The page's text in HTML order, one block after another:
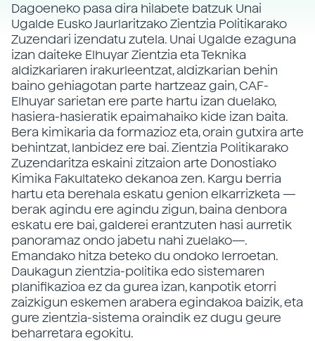
Dagoeneko pasa dira hilabete batzuk Unai
Ugalde Eusko Jaurlaritzako Zientzia Politikarako
Zuzendari izendatu zutela. Unai Ugalde ezaguna
izan daiteke Elhuyar Zientzia eta Teknika
aldizkariaren irakurleentzat, aldizkarian behin
baino gehiagotan parte hartzeaz gain, CAF-
Elhuyar sarietan ere parte hartu izan duelako,
hasiera-hasieratik epaimahaiko kide izan baita.
Bera kimikaria da formazioz eta, orain gutxira arte
behintzat, lanbidez ere bai. Zientzia Politikarako
Zuzendaritza eskaini zitzaion arte Donostiako
Kimika Fakultateko dekanoa zen. Kargu berria
hartu eta berehala eskatu genion elkarrizketa —
berak agindu ere agindu zigun, baina denbora
eskatu ere bai, galderei erantzuten hasi aurretik
panoramaz ondo jabetu nahi zuelako—.
Emandako hitza beteko du ondoko lerroetan.
Daukagun zientzia-politika edo sistemaren
planifikazioa ez da gurea izan, kanpotik etorri
zaizkigun eskemen arabera egindakoa baizik, eta
gure zientzia-sistema oraindik ez dugu geure
beharretara egokitu.